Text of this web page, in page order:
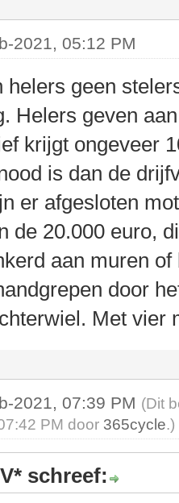
2021, 05:12 PM
helers geen
Helers geven
krijgt ongeveer
is dan de
er afgesloten
de 20.000 euro,
aan muren
door
Met vier
2021, 07:39 PM (Dit
PM door 365cycle.)
schreef: